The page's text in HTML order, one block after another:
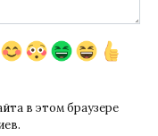
в этом браузере